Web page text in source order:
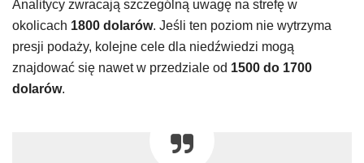
Analitycy zwracają szczególną uwagę na strefę w
okolicach 1800 dolarów. Jeśli ten poziom nie wytrzyma
presji podaży, kolejne cele dla niedźwiedzi mogą
znajdować się nawet w przedziale od 1500 do 1700
dolarów.